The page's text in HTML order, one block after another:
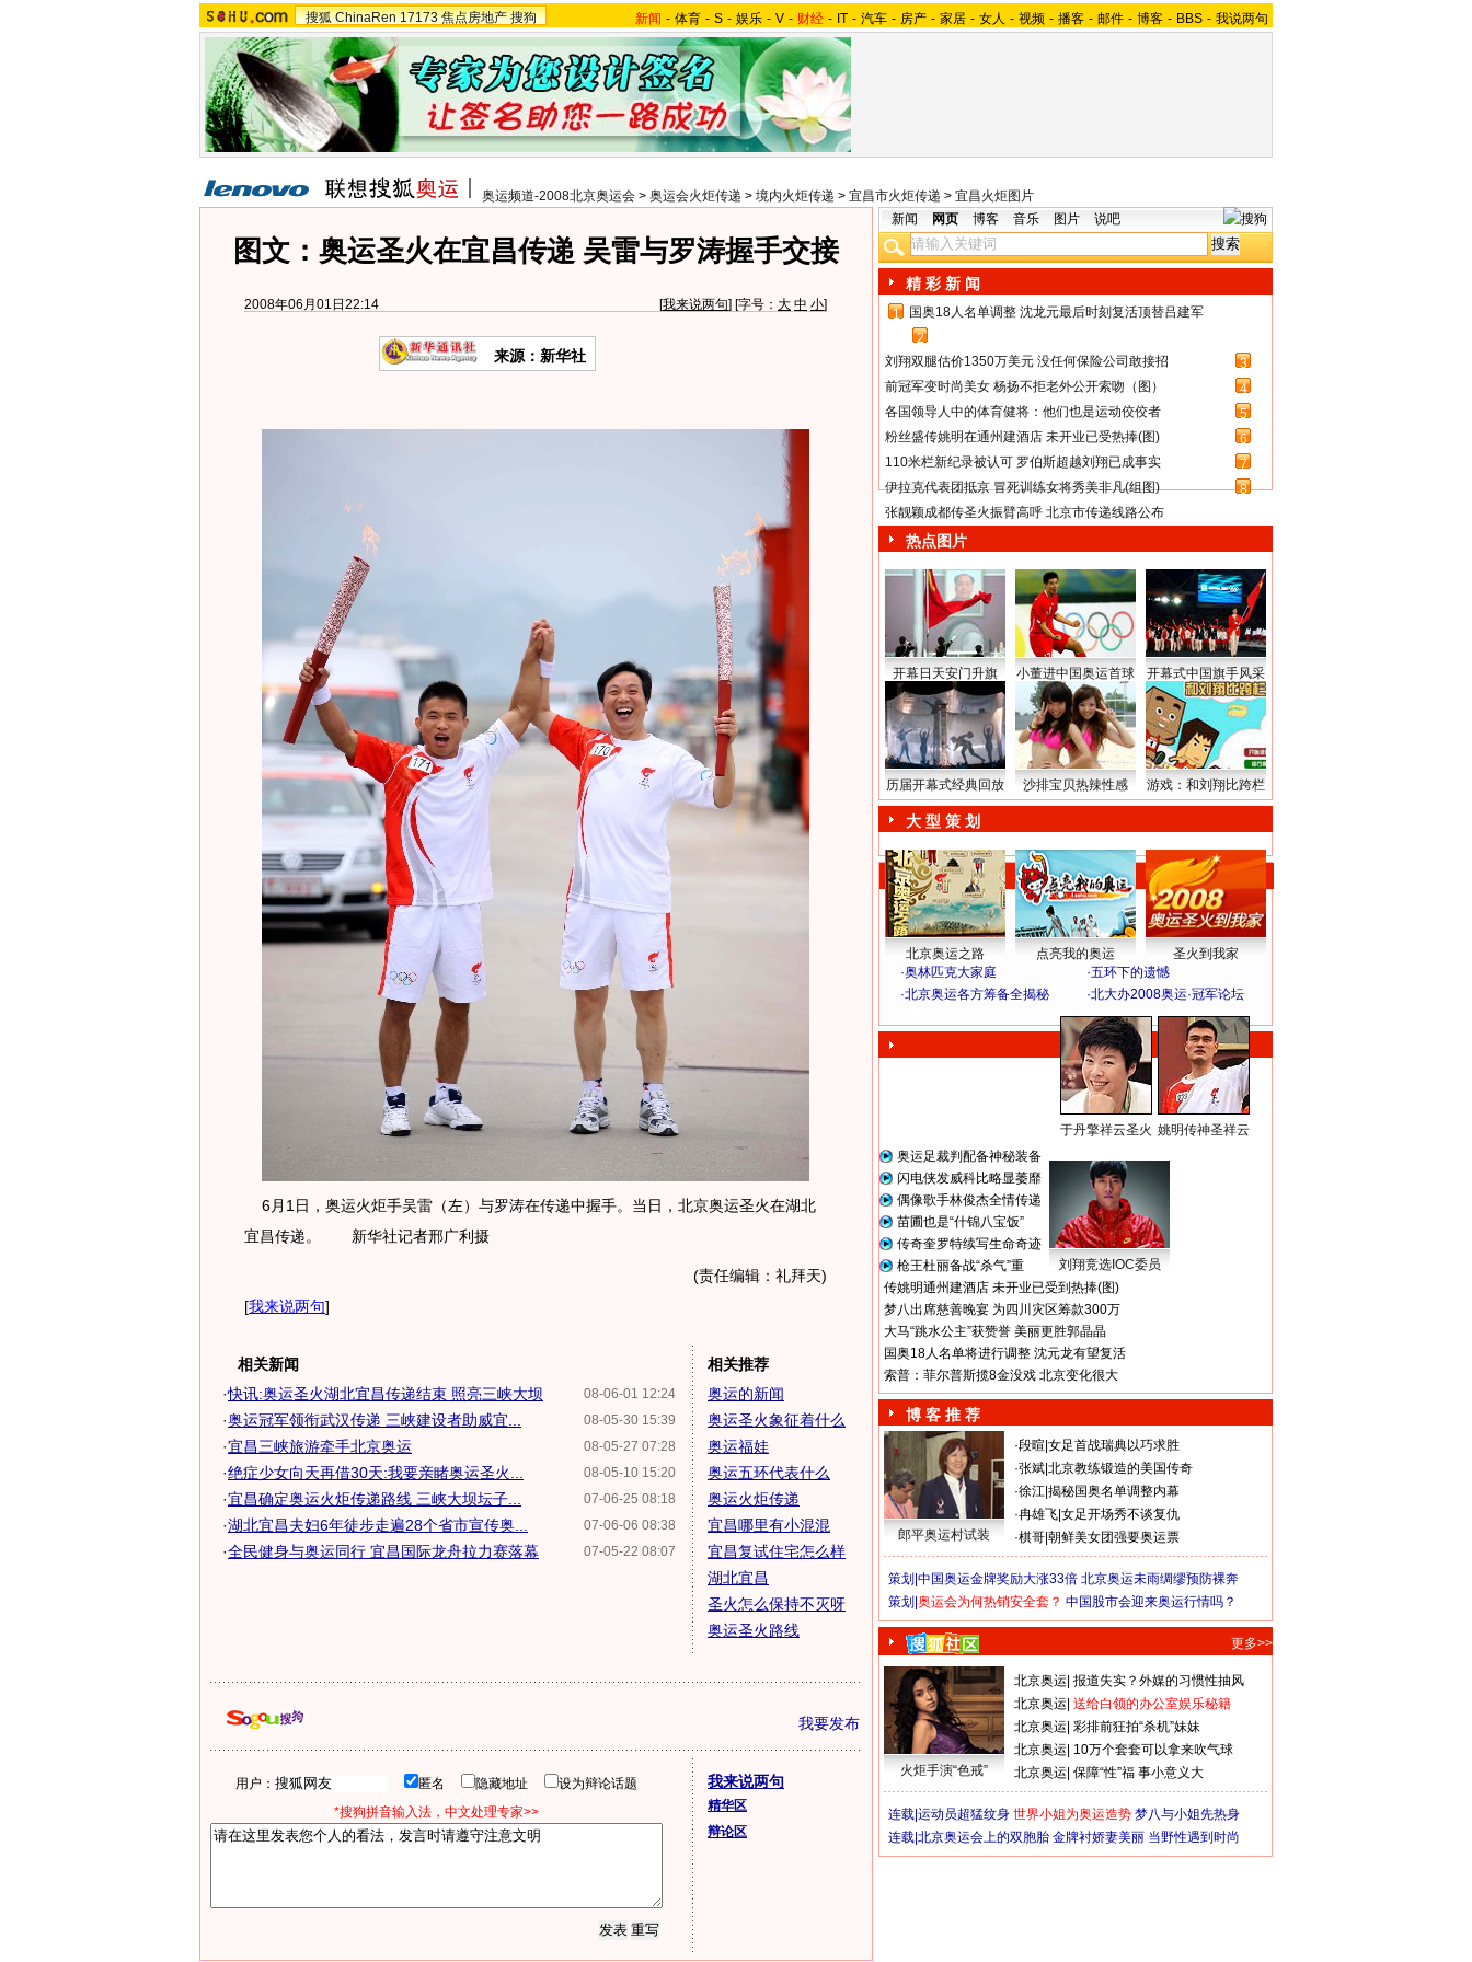
搜狐 ChinaRen 17173 焦点房地产 搜狗 新闻 - 体育 - S - 娱乐 - V - 财经 - IT - 汽车 - 房产 - 家居 - 女人 - 视频 - 播客 - 邮件 - 博客 - BBS - 我说两句
奥运频道-2008北京奥运会 > 奥运会火炬传递 > 境内火炬传递 > 宜昌市火炬传递 > 宜昌火炬图片
图文：奥运圣火在宜昌传递 吴雷与罗涛握手交接
2008年06月01日22:14 [我来说两句] [字号： 大 中 小]
来源：新华社
6月1日，奥运火炬手吴雷（左）与罗涛在传递中握手。当日，北京奥运圣火在湖北
宜昌传递。 新华社记者邢广利摄
(责任编辑：礼拜天)
[我来说两句]
相关新闻
08-06-01 12:24
·快讯:奥运圣火湖北宜昌传递结束 照亮三峡大坝
08-05-30 15:39
·奥运冠军领衔武汉传递 三峡建设者助威宜...
08-05-27 07:28
·宜昌三峡旅游牵手北京奥运
08-05-10 15:20
·绝症少女向天再借30天:我要亲睹奥运圣火...
07-06-25 08:18
·宜昌确定奥运火炬传递路线 三峡大坝坛子...
07-06-06 08:38
·湖北宜昌夫妇6年徒步走遍28个省市宣传奥...
07-05-22 08:07
·全民健身与奥运同行 宜昌国际龙舟拉力赛落幕
相关推荐
奥运的新闻
奥运圣火象征着什么
奥运福娃
奥运五环代表什么
奥运火炬传递
宜昌哪里有小混混
宜昌复试住宅怎么样
湖北宜昌
圣火怎么保持不灭呀
奥运圣火路线
我要发布
用户： 匿名 隐藏地址
设为辩论话题
*搜狗拼音输入法，中文处理专家>>
我来说两句
精华区
辩论区
新闻 网页 博客 音乐 图片 说吧
精 彩 新 闻
1
国奥18人名单调整 沈龙元最后时刻复活顶替吕建军
2
刘翔双腿估价1350万美元 没任何保险公司敢接招
3
前冠军变时尚美女 杨扬不拒老外公开索吻（图）
4
各国领导人中的体育健将：他们也是运动佼佼者
5
粉丝盛传姚明在通州建酒店 未开业已受热捧(图)
6
110米栏新纪录被认可 罗伯斯超越刘翔已成事实
7
伊拉克代表团抵京 冒死训练女将秀美非凡(组图)
8
张靓颖成都传圣火振臂高呼 北京市传递线路公布
热点图片
开幕日天安门升旗 小董进中国奥运首球 开幕式中国旗手风采
历届开幕式经典回放 沙排宝贝热辣性感 游戏：和刘翔比跨栏
大 型 策 划
北京奥运之路 点亮我的奥运
圣火到我家
·奥林匹克大家庭 ·五环下的遗憾
·北京奥运各方筹备全揭秘 ·北大办2008奥运·冠军论坛
于丹擎祥云圣火 姚明传神圣祥云
奥运足裁判配备神秘装备
闪电侠发威科比略显萎靡
偶像歌手林俊杰全情传递
苗圃也是“什锦八宝饭”
传奇奎罗特续写生命奇迹
枪王杜丽备战“杀气”重
刘翔竞选IOC委员
传姚明通州建酒店 未开业已受到热捧(图)
梦八出席慈善晚宴 为四川灾区筹款300万
大马“跳水公主”获赞誉 美丽更胜郭晶晶
国奥18人名单将进行调整 沈元龙有望复活
索普：菲尔普斯揽8金没戏 北京变化很大
博 客 推 荐
郎平奥运村试装
·段暄 女足首战瑞典以巧求胜
·张斌 北京教练锻造的美国传奇
·徐江 揭秘国奥名单调整内幕
·冉雄飞 女足开场秀不谈复仇
·棋哥 朝鲜美女团强要奥运票
策划| 中国奥运金牌奖励大涨33倍 北京奥运未雨绸缪预防裸奔
策划| 奥运会为何热销安全套？ 中国股市会迎来奥运行情吗？
更多>>
火炬手演“色戒”
北京奥运 报道失实？外媒的习惯性抽风
北京奥运 送给白领的办公室娱乐秘籍
北京奥运 彩排前狂拍“杀机”妹妹
北京奥运 10万个套套可以拿来吹气球
北京奥运 保障“性”福 事小意义大
连载| 运动员超猛纹身 世界小姐为奥运造势 梦八与小姐先热身
连载| 北京奥运会上的双胞胎 金牌衬娇妻美丽 当野性遇到时尚